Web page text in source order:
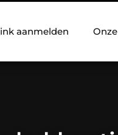
aanmelden